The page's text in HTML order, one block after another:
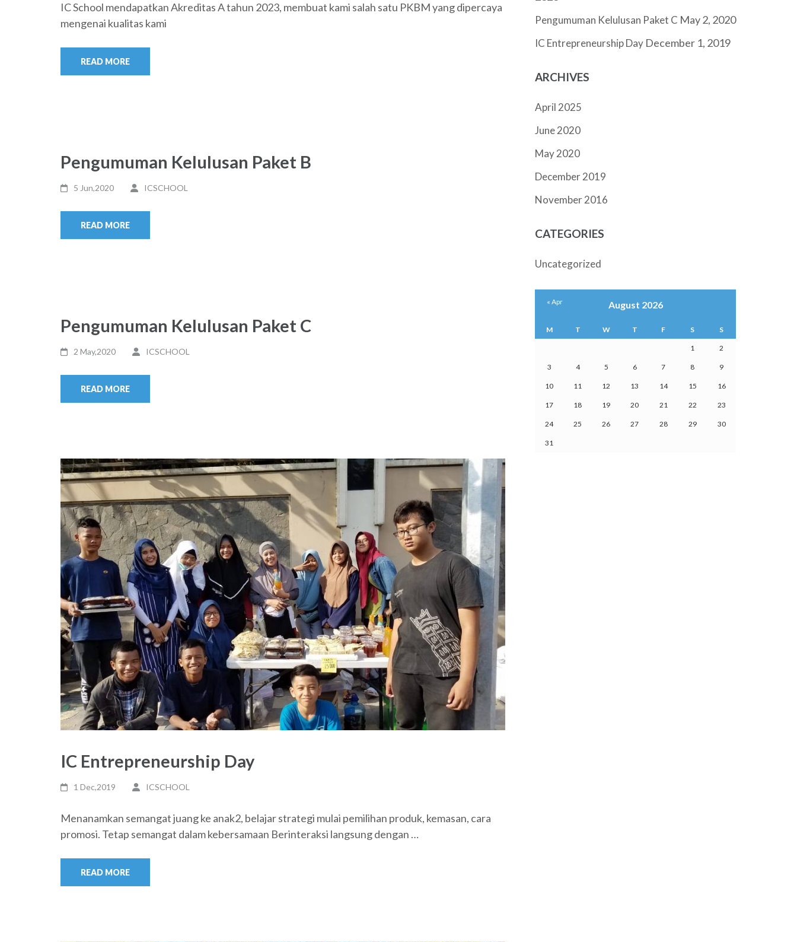
IC School mendapatkan Akreditas A tahun 2023, membuat kami salah satu PKBM yang dipercaya
mengenai kualitas kami
READ MORE
Pengumuman Kelulusan Paket B
5 Jun,2020 ICSCHOOL
READ MORE
Pengumuman Kelulusan Paket C
2 May,2020 ICSCHOOL
READ MORE
IC Entrepreneurship Day
1 Dec,2019 ICSCHOOL
Menanamkan semangat juang ke anak2, belajar strategi mulai pemilihan produk, kemasan, cara
promosi. Tetap semangat dalam kebersamaan Berinteraksi langsung dengan …
READ MORE
Pengumuman Kelulusan Paket C May 2, 2020
IC Entrepreneurship Day December 1, 2019
ARCHIVES
April 2025
June 2020
May 2020
December 2019
November 2016
CATEGORIES
Uncategorized
August 2026
M T W T F S S
1 2
3 4 5 6 7 8 9
10 11 12 13 14 15 16
17 18 19 20 21 22 23
24 25 26 27 28 29 30
31
« Apr